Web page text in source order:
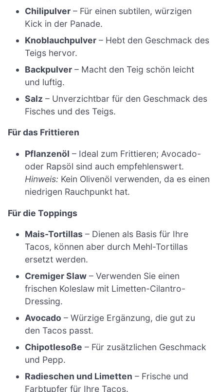
Chilipulver – Für einen subtilen, würzigen
Kick in der Panade.
Knoblauchpulver – Hebt den Geschmack des
Teigs hervor.
Backpulver – Macht den Teig schön leicht
und luftig.
Salz – Unverzichtbar für den Geschmack des
Fisches und des Teigs.
Für das Frittieren
Pflanzenöl – Ideal zum Frittieren; Avocado-
oder Rapsöl sind auch empfehlenswert.
Hinweis: Kein Olivenöl verwenden, da es einen
niedrigen Rauchpunkt hat.
Für die Toppings
Mais-Tortillas – Dienen als Basis für Ihre
Tacos, können aber durch Mehl-Tortillas
ersetzt werden.
Cremiger Slaw – Verwenden Sie einen
frischen Koleslaw mit Limetten-Cilantro-
Dressing.
Avocado – Würzige Ergänzung, die gut zu
den Tacos passt.
Chipotlesoße – Für zusätzlichen Geschmack
und Pepp.
Radieschen und Limetten – Frische und
Farbtupfer für Ihre Tacos.